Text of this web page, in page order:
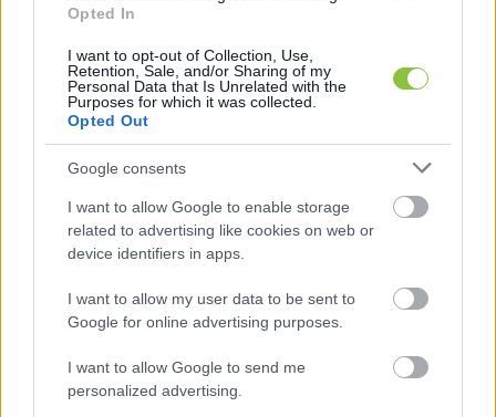
Opted In
I want to opt-out of Collection, Use,
Retention, Sale, and/or Sharing of my
Personal Data that Is Unrelated with the
Purposes for which it was collected.
Opted Out
Google consents
I want to allow Google to enable storage
related to advertising like cookies on web or
device identifiers in apps.
I want to allow my user data to be sent to
Google for online advertising purposes.
I want to allow Google to send me
personalized advertising.
Tímár mellett asszisztens edzőként Szalai
Tamás is csatlakozik a stábhoz, akivel már
korábban is együtt dolgozott.
„Nagyon megtisztelő volt a KTE megkeresése,
szimpatikus az a jövőkép, melyet a klubvezetés
felvázolt. Nem kellett sokat gondolkodnom. A
múltban többször játszottam a csapataimmal a
Kecskemét ellen, mindig egy nehéz és masszív